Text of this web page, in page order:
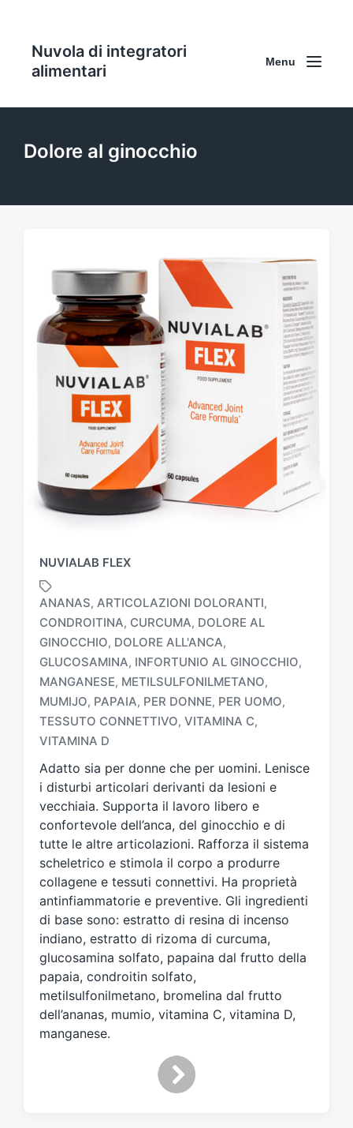
Nuvola di integratori
alimentari
Menu
Dolore al ginocchio
NUVIALAB FLEX
a
g
g
a
o
c
o
n
ANANAS, ARTICOLAZIONI DOLORANTI,
CONDROITINA, CURCUMA, DOLORE AL
GINOCCHIO, DOLORE ALL'ANCA,
GLUCOSAMINA, INFORTUNIO AL GINOCCHIO,
MANGANESE, METILSULFONILMETANO,
MUMIJO, PAPAIA, PER DONNE, PER UOMO,
TESSUTO CONNETTIVO, VITAMINA C,
VITAMINA D
Adatto sia per donne che per uomini. Lenisce
i disturbi articolari derivanti da lesioni e
vecchiaia. Supporta il lavoro libero e
confortevole dell’anca, del ginocchio e di
tutte le altre articolazioni. Rafforza il sistema
scheletrico e stimola il corpo a produrre
collagene e tessuti connettivi. Ha proprietà
antinfiammatorie e preventive. Gli ingredienti
di base sono: estratto di resina di incenso
indiano, estratto di rizoma di curcuma,
glucosamina solfato, papaina dal frutto della
papaia, condroitin solfato,
metilsulfonilmetano, bromelina dal frutto
dell’ananas, mumio, vitamina C, vitamina D,
manganese.